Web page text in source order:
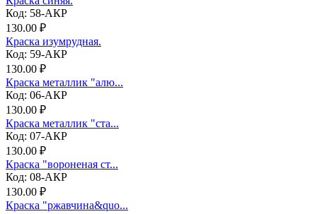
Код: 58-АКР
130.00 ₽
Краска изумрудная.
Код: 59-АКР
130.00 ₽
Краска металлик "алю...
Код: 06-АКР
130.00 ₽
Краска металлик "ста...
Код: 07-АКР
130.00 ₽
Краска "вороненая ст...
Код: 08-АКР
130.00 ₽
Краска "ржавчина&quo...